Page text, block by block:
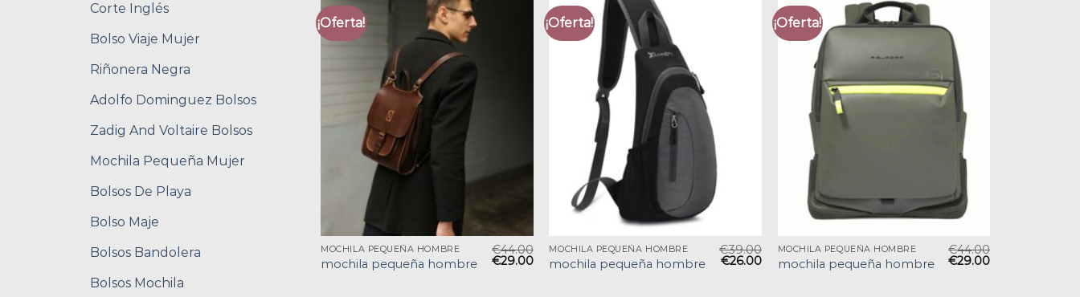
Corte Inglés
Bolso Viaje Mujer
Riñonera Negra
Adolfo Dominguez Bolsos
Zadig And Voltaire Bolsos
Mochila Pequeña Mujer
Bolsos De Playa
Bolso Maje
Bolsos Bandolera
Bolsos Mochila
¡Oferta!
MOCHILA PEQUEÑA HOMBRE
mochila pequeña hombre
€44.00
€29.00
¡Oferta!
MOCHILA PEQUEÑA HOMBRE
mochila pequeña hombre
€39.00
€26.00
¡Oferta!
MOCHILA PEQUEÑA HOMBRE
mochila pequeña hombre
€44.00
€29.00